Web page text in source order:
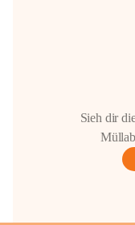
Sieh dir